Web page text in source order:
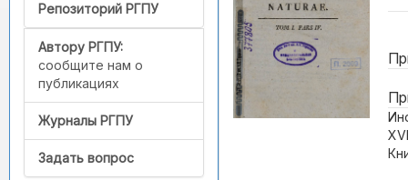
Репозиторий РГПУ
Автору РГПУ:
сообщите нам о
публикациях
Журналы РГПУ
Задать вопрос